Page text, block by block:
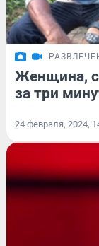
Женщина,
за три
24 февраля, 2024,